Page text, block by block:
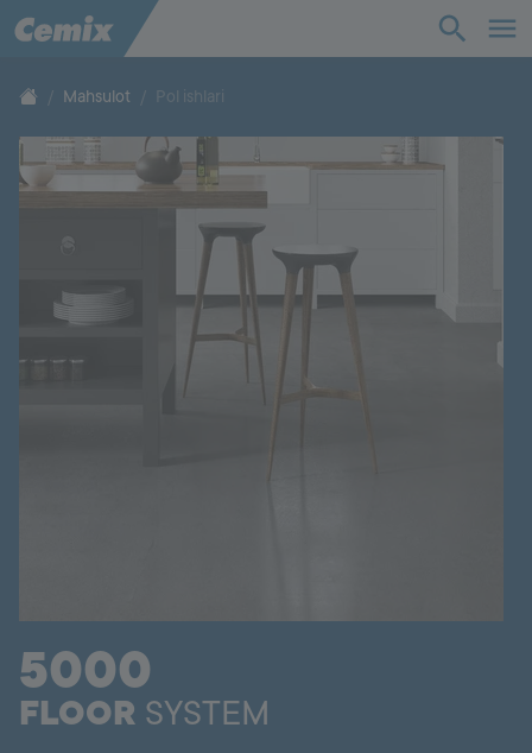
Yechimlar
Yordam
Biz haqimizda
Uzbekistan
Mahsulot Pol ishlari
5000
FLOOR SYSTEM